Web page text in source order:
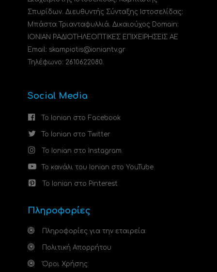
Σπυρίδων. Διευθυντής Σύνταξης Ιστοσελίδας:
Μπάστα Τριανταφυλλιά. Δικαιούχος Domain:
ΙΟΝΙΑΝ ΡΑΔΙΟΤΗΛΕΟΠΤΙΚΕΣ ΕΠΙΧΕΙΡΗΣΕΙΣ ΑΕ
Email: skampiotis@ioniantv.gr
Τηλέφωνο: 2610622080.
Social Media
Το Ionian στο Facebook
Το Ionian στο Twitter
Το Ionian στο Instagram
Το κανάλι του Ionian στο YouTube
Το Ionian στο Pinterest
Πληροφορίες
Πληροφορίες για την εταιρεία
Πολιτική Απορρήτου
Όροι Χρήσης